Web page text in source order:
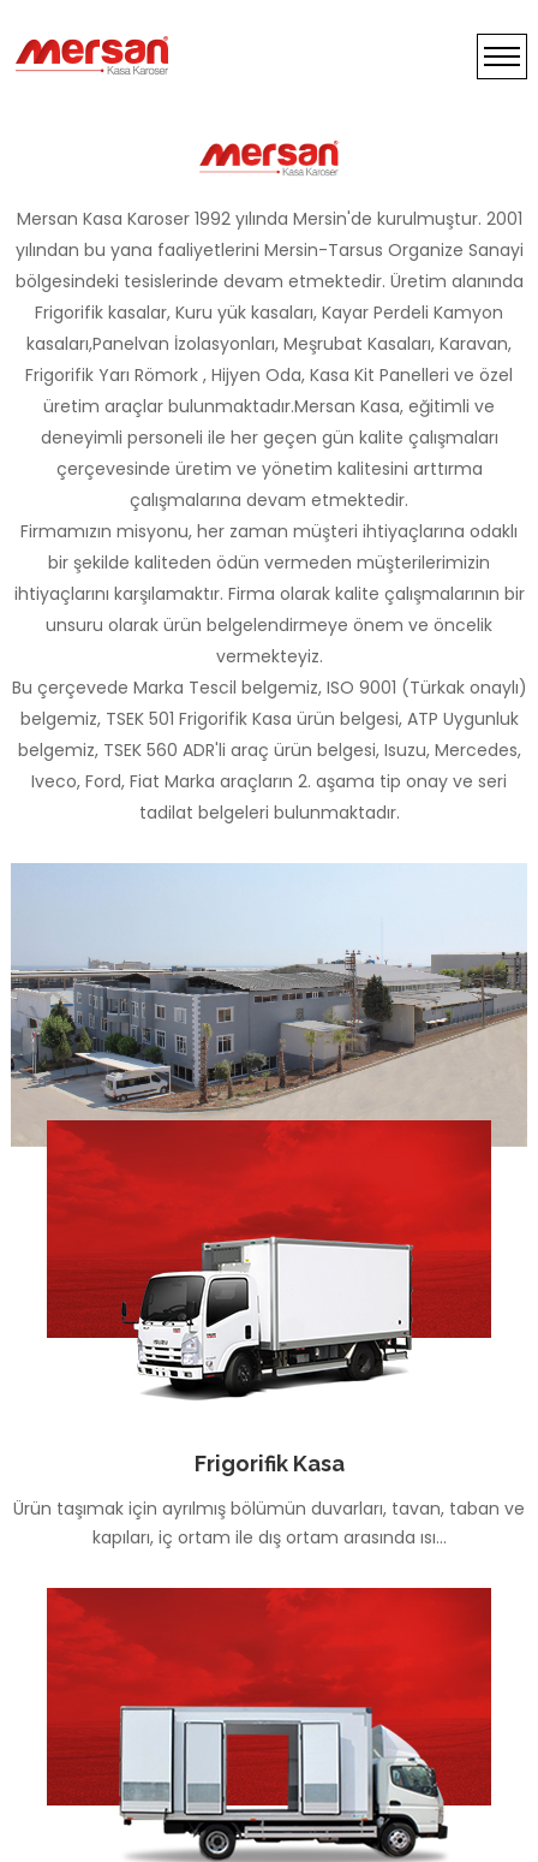
Mersan Kasa Karoser 1992 yılında Mersin'de kurulmuştur. 2001
yılından bu yana faaliyetlerini Mersin-Tarsus Organize Sanayi
bölgesindeki tesislerinde devam etmektedir. Üretim alanında
Frigorifik kasalar, Kuru yük kasaları, Kayar Perdeli Kamyon
kasaları,Panelvan İzolasyonları, Meşrubat Kasaları, Karavan,
Frigorifik Yarı Römork , Hijyen Oda, Kasa Kit Panelleri ve özel
üretim araçlar bulunmaktadır.Mersan Kasa, eğitimli ve
deneyimli personeli ile her geçen gün kalite çalışmaları
çerçevesinde üretim ve yönetim kalitesini arttırma
çalışmalarına devam etmektedir.
Firmamızın misyonu, her zaman müşteri ihtiyaçlarına odaklı
bir şekilde kaliteden ödün vermeden müşterilerimizin
ihtiyaçlarını karşılamaktır. Firma olarak kalite çalışmalarının bir
unsuru olarak ürün belgelendirmeye önem ve öncelik
vermekteyiz.
Bu çerçevede Marka Tescil belgemiz, ISO 9001 (Türkak onaylı)
belgemiz, TSEK 501 Frigorifik Kasa ürün belgesi, ATP Uygunluk
belgemiz, TSEK 560 ADR'li araç ürün belgesi, Isuzu, Mercedes,
Iveco, Ford, Fiat Marka araçların 2. aşama tip onay ve seri
tadilat belgeleri bulunmaktadır.
Frigorifik Kasa
Ürün taşımak için ayrılmış bölümün duvarları, tavan, taban ve
kapıları, iç ortam ile dış ortam arasında ısı...